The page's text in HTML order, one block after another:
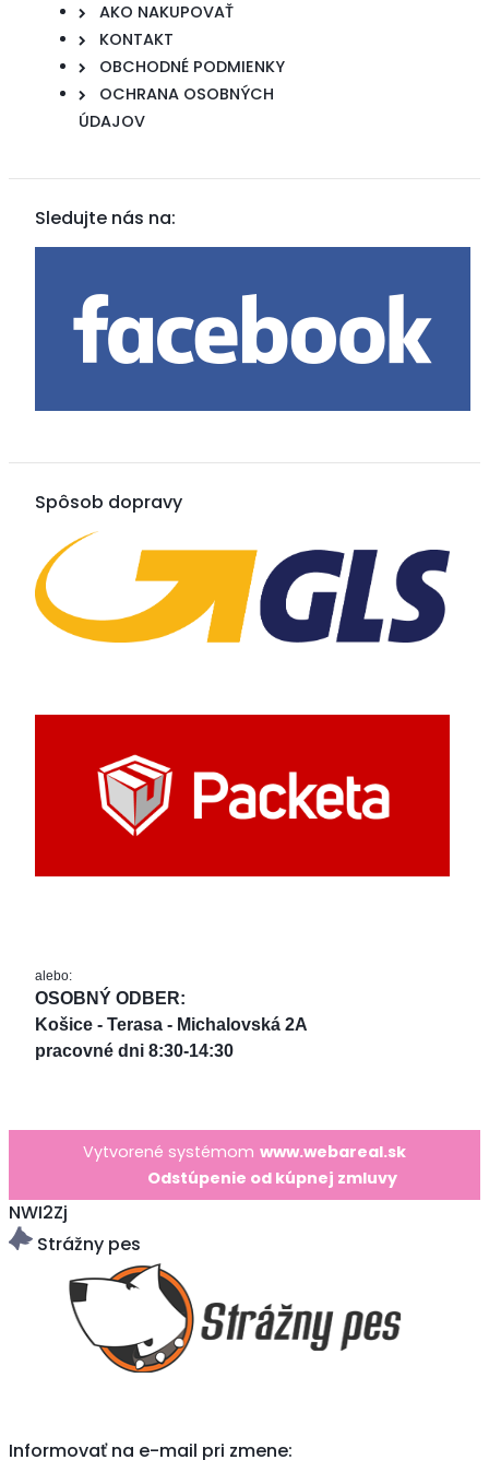
AKO NAKUPOVAŤ
KONTAKT
OBCHODNÉ PODMIENKY
OCHRANA OSOBNÝCH
ÚDAJOV
Sledujte nás na:
Spôsob dopravy
alebo:
OSOBNÝ ODBER:
Košice - Terasa - Michalovská 2A
pracovné dni 8:30-14:30
Vytvorené systémom www.webareal.sk
Odstúpenie od kúpnej zmluvy
NWI2Zj
Strážny pes
Informovať na e-mail pri zmene: